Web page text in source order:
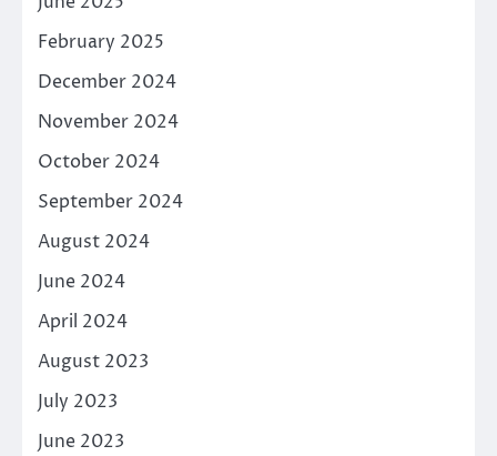
February 2025
December 2024
November 2024
October 2024
September 2024
August 2024
June 2024
April 2024
August 2023
July 2023
June 2023